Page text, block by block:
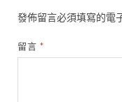
發佈留言必須填寫的電
留言*